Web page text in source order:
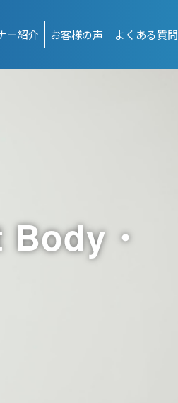
ー紹介 お客様の声 よくある質問
・